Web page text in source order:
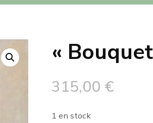
«
315,00 €
1 en stock